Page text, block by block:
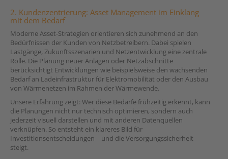
2. Kundenzentrierung: Asset Management im Einklang
mit dem Bedarf
Moderne Asset-Strategien orientieren sich zunehmend an den
Bedürfnissen der Kunden von Netzbetreibern. Dabei spielen
Lastgänge, Zukunftsszenarien und Netzentwicklung eine zentrale
Rolle. Die Planung neuer Anlagen oder Netzabschnitte
berücksichtigt Entwicklungen wie beispielsweise den wachsenden
Bedarf an Ladeinfrastruktur für Elektromobilität oder den Ausbau
von Wärmenetzen im Rahmen der Wärmewende.
Unsere Erfahrung zeigt: Wer diese Bedarfe frühzeitig erkennt, kann
die Planungen nicht nur technisch optimieren, sondern auch
jederzeit visuell darstellen und mit anderen Datenquellen
verknüpfen. So entsteht ein klareres Bild für
Investitionsentscheidungen – und die Versorgungssicherheit
steigt.